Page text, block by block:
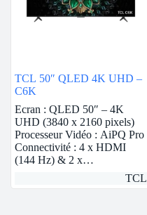
TCL 50″ QLED 4K UHD –
C6K
Ecran : QLED 50″ – 4K
UHD (3840 x 2160 pixels)
Processeur Vidéo : AiPQ Pro
Connectivité : 4 x HDMI
(144 Hz) & 2 x…
TCL